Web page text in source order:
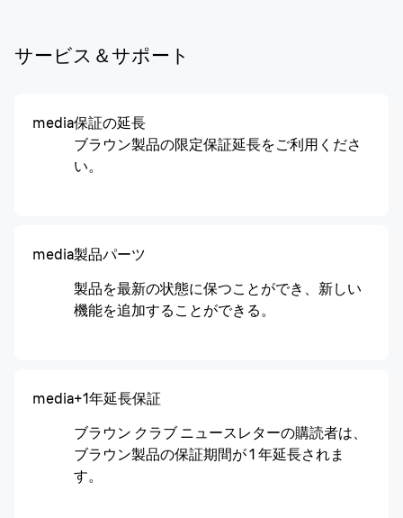
サービス＆サポート
media保証の延長
ブラウン製品の限定保証延長をご利用くださ
い。
media製品パーツ
製品を最新の状態に保つことができ、新しい
機能を追加することができる。
media+1年延長保証
ブラウン クラブ ニュースレターの購読者は、
ブラウン製品の保証期間が 1 年延長されま
す。